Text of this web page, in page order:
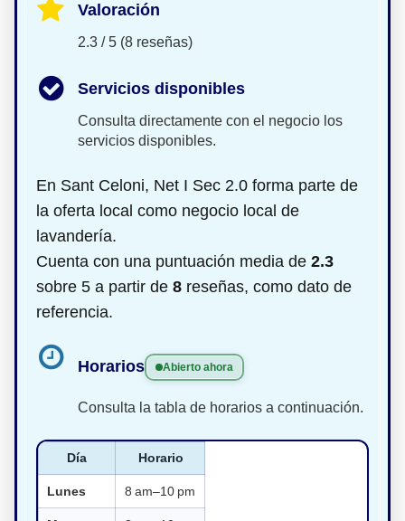
Valoración
2.3 / 5 (8 reseñas)
Servicios disponibles
Consulta directamente con el negocio los
servicios disponibles.
En Sant Celoni, Net I Sec 2.0 forma parte de
la oferta local como negocio local de
lavandería.
Cuenta con una puntuación media de 2.3
sobre 5 a partir de 8 reseñas, como dato de
referencia.
Horarios Abierto ahora
Consulta la tabla de horarios a continuación.
Día Horario
Lunes 8 am–10 pm